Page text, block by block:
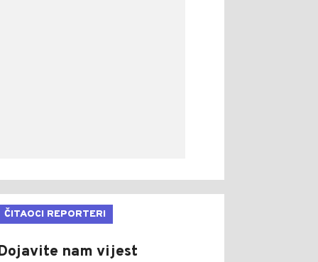
ČITAOCI REPORTERI
nam vijest